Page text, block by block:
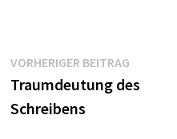
VORHERIGER BEITRAG
Beitrag:
Traumdeutung des
Schreibens